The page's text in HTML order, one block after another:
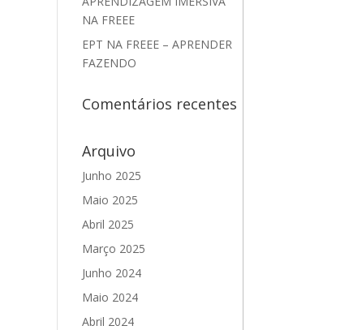
NA FREEE
EPT NA FREEE – APRENDER
FAZENDO
Comentários recentes
Arquivo
Junho 2025
Maio 2025
Abril 2025
Março 2025
Junho 2024
Maio 2024
Abril 2024